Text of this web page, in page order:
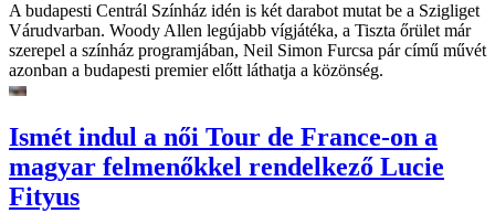
A budapesti Centrál Színház idén is két darabot mutat be a Szigliget
Várudvarban. Woody Allen legújabb vígjátéka, a Tiszta őrület már
szerepel a színház programjában, Neil Simon Furcsa pár című művét
azonban a budapesti premier előtt láthatja a közönség.
Ismét indul a női Tour de France-on a
magyar felmenőkkel rendelkező Lucie
Fityus